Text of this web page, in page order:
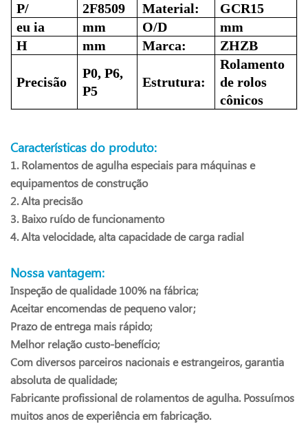
P/ 2F8509 Material:
GCR15
eu ia
mm O/D
mm
H
mm Marca: ZHZB
Precisão
P0, P6,
P5
Estrutura:
Rolamento
de rolos
cônicos
Características do produto:
1. Rolamentos de agulha especiais para máquinas e
equipamentos de construção
2. Alta precisão
3. Baixo ruído de funcionamento
4. Alta velocidade, alta capacidade de carga radial
Nossa vantagem:
Inspeção de qualidade 100% na fábrica;
Aceitar encomendas de pequeno valor;
Prazo de entrega mais rápido;
Melhor relação custo-benefício;
Com diversos parceiros nacionais e estrangeiros, garantia
absoluta de qualidade;
Fabricante profissional de rolamentos de agulha. Possuímos
muitos anos de experiência em fabricação.